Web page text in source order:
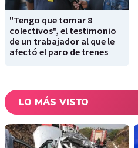
"Tengo que tomar 8
colectivos", el testimonio
de un trabajador al que le
afectó el paro de trenes
LO MÁS VISTO